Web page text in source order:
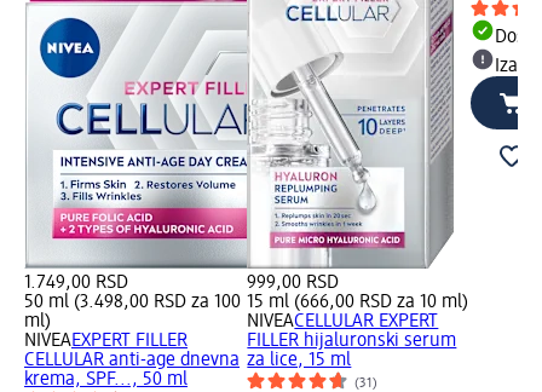
1.749,00 RSD
50 ml (3.498,00 RSD za 100
ml)
NIVEAEXPERT FILLER
CELLULAR anti-age dnevna
krema, SPF..., 50 ml
999,00 RSD
15 ml (666,00 RSD za 10 ml)
NIVEACELLULAR EXPERT
FILLER hijaluronski serum
za lice, 15 ml
(31)